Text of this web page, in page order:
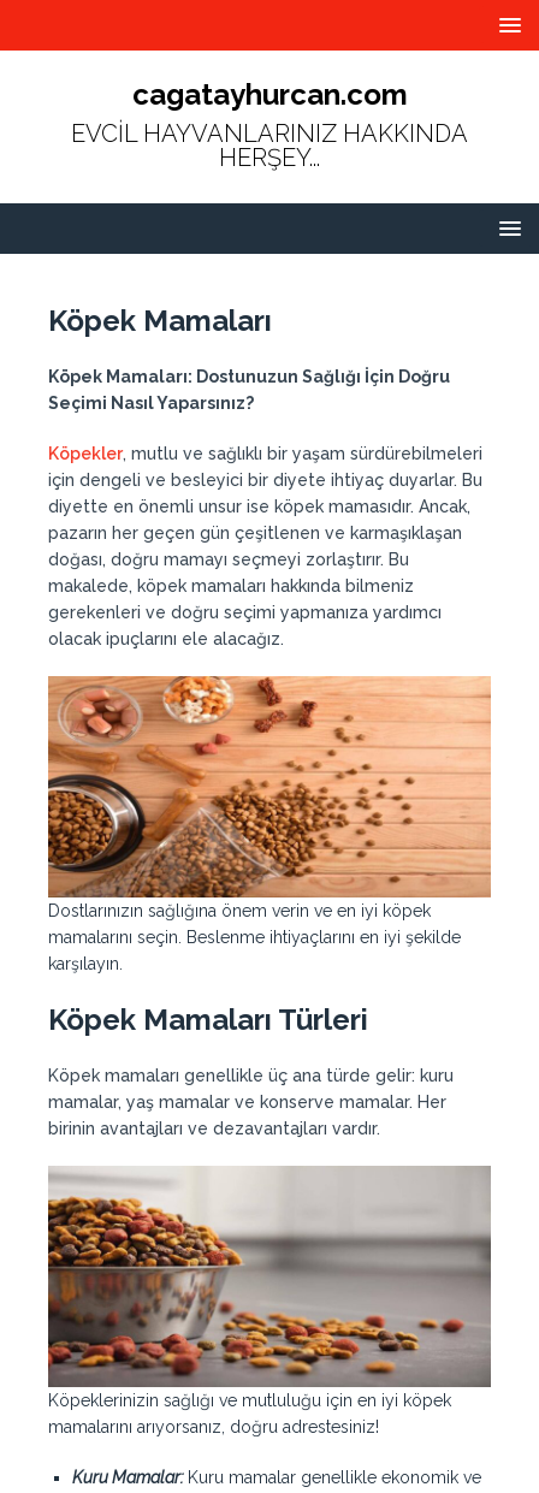
cagatayhurcan.com
EVCİL HAYVANLARINIZ HAKKINDA
HERŞEY...
Köpek Mamaları
Köpek Mamaları: Dostunuzun Sağlığı İçin Doğru
Seçimi Nasıl Yaparsınız?
Köpekler, mutlu ve sağlıklı bir yaşam sürdürebilmeleri
için dengeli ve besleyici bir diyete ihtiyaç duyarlar. Bu
diyette en önemli unsur ise köpek mamasıdır. Ancak,
pazarın her geçen gün çeşitlenen ve karmaşıklaşan
doğası, doğru mamayı seçmeyi zorlaştırır. Bu
makalede, köpek mamaları hakkında bilmeniz
gerekenleri ve doğru seçimi yapmanıza yardımcı
olacak ipuçlarını ele alacağız.
Dostlarınızın sağlığına önem verin ve en iyi köpek
mamalarını seçin. Beslenme ihtiyaçlarını en iyi şekilde
karşılayın.
Köpek Mamaları Türleri
Köpek mamaları genellikle üç ana türde gelir: kuru
mamalar, yaş mamalar ve konserve mamalar. Her
birinin avantajları ve dezavantajları vardır.
Köpeklerinizin sağlığı ve mutluluğu için en iyi köpek
mamalarını arıyorsanız, doğru adrestesiniz!
Kuru Mamalar: Kuru mamalar genellikle ekonomik ve